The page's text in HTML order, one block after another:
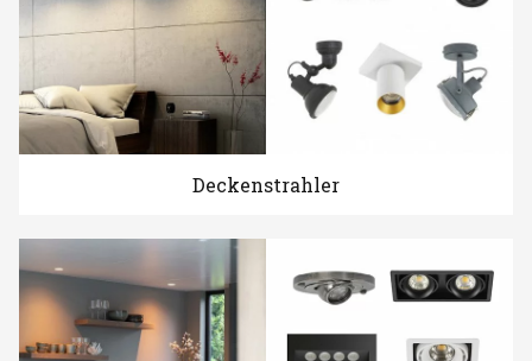
Deckenstrahler